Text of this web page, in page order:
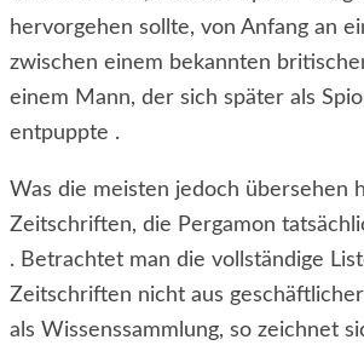
hervorgehen sollte, von Anfang an
zwischen einem bekannten
einem Mann, der sich später als
entpuppte .
Was die meisten jedoch übersehen
Zeitschriften, die Pergamon
. Betrachtet man die vollständige
Zeitschriften nicht aus
als Wissenssammlung, so zeichnet